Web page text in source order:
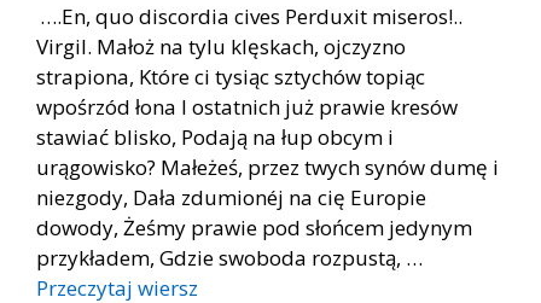
….En, quo discordia cives Perduxit miseros!..
Virgil. Małoż na tylu klęskach, ojczyzno
strapiona, Które ci tysiąc sztychów topiąc
wpośrzód łona I ostatnich już prawie kresów
stawiać blisko, Podają na łup obcym i
urągowisko? Małeżeś, przez twych synów dumę i
niezgody, Dała zdumionéj na cię Europie
dowody, Żeśmy prawie pod słońcem jedynym
przykładem, Gdzie swoboda rozpustą, …
Przeczytaj wiersz